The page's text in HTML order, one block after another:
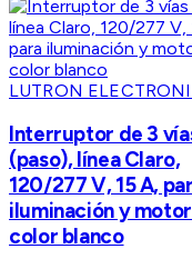
LUTRON
Interruptor de 3
(paso), línea Claro,
120/277 V, 15 A,
iluminación y
color blanco